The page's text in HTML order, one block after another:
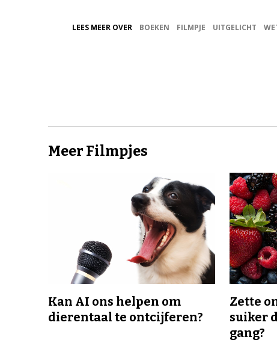
LEES MEER OVER BOEKEN FILMPJE UITGELICHT
Meer Filmpjes
Kan AI ons helpen om
dierentaal te ontcijferen?
Zette
suiker
gang?